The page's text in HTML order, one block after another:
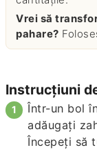
Vrei să transformi gramele în linguri, căni sau
pahare?
Instrucțiuni
Într-un bol
adăugați
Începeți să